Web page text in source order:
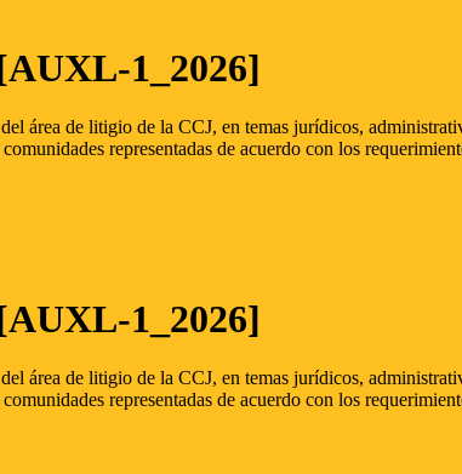
1_2026]
área de litigio de la CCJ, en temas jurídicos,
representadas de acuerdo con los
1_2026]
área de litigio de la CCJ, en temas jurídicos,
representadas de acuerdo con los